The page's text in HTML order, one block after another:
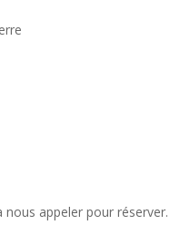
appeler pour réserver.